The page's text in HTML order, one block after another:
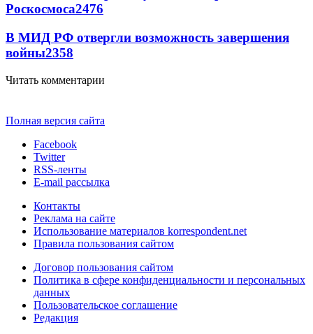
Роскосмоса2476
В МИД РФ отвергли возможность завершения
войны2358
Читать комментарии
Полная версия сайта
Facebook
Twitter
RSS-ленты
E-mail рассылка
Контакты
Реклама на сайте
Использование материалов korrespondent.net
Правила пользования сайтом
Договор пользования сайтом
Политика в сфере конфиденциальности и персональных
данных
Пользовательское соглашение
Редакция